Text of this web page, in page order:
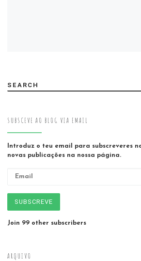
SEARCH
SUBSCEVE AO BLOG VIA EMAIL
Introduz o teu email para subscreveres
novas publicações na nossa página.
SUBSCREVE
Join 99 other subscribers
ARQUIVO